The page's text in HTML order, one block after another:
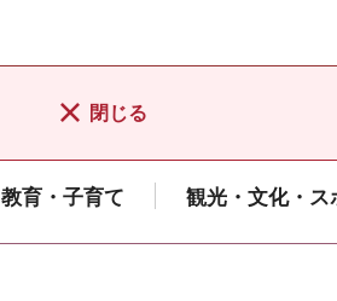
閉じる
教育・子育て 観光・文化・ス